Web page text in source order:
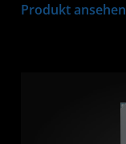
Produkt ansehen